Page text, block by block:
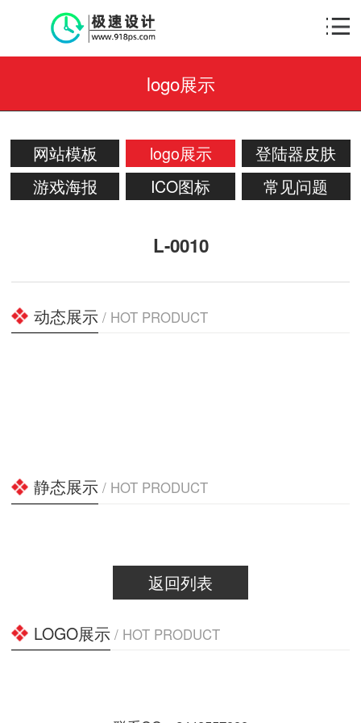
logo展示
网站模板 logo展示
登陆器皮肤
游戏海报
ICO图标 常见问题
L-0010
动态展示 / HOT PRODUCT
静态展示 / HOT PRODUCT
返回列表
LOGO展示 / HOT PRODUCT